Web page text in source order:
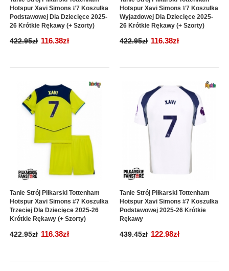
Hotspur Xavi Simons #7 Koszulka
Podstawowej Dla Dziecięce 2025-
26 Krótkie Rękawy (+ Szorty)
422.95zł 116.38zł
Hotspur Xavi Simons #7 Koszulka
Wyjazdowej Dla Dziecięce 2025-
26 Krótkie Rękawy (+ Szorty)
422.95zł 116.38zł
Tanie Strój Piłkarski Tottenham
Hotspur Xavi Simons #7 Koszulka
Trzeciej Dla Dziecięce 2025-26
Krótkie Rękawy (+ Szorty)
422.95zł 116.38zł
Tanie Strój Piłkarski Tottenham
Hotspur Xavi Simons #7 Koszulka
Podstawowej 2025-26 Krótkie
Rękawy
439.45zł 122.98zł